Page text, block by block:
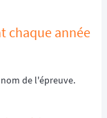
chaque année
de l'épreuve.